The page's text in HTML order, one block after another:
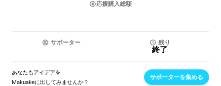
応援購入総額
サポーター 残り
終了
あなたもアイデアを
Makuakeに出してみませんか？
サポーターを集める